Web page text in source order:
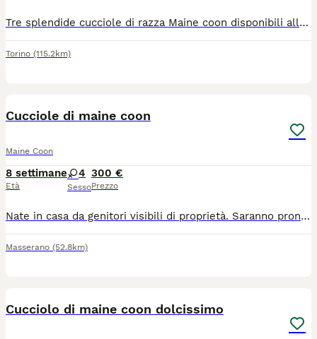
Tre splendide cucciole di razza Maine coon disponibili alla vendita dopo il 30 di agosto con vaccino, sverminazione e libretto sanitario.
Torino (115.2km)
Cucciole di maine coon
Maine Coon
8 settimane
Età
4
Sesso
300 €
Prezzo
Nate in casa da genitori visibili di proprietà. Saranno pronte per le nuove famiglie a partire da fine agosto. Le piccole sono sane, vivaci ed educate alla lettiera. Info. 329 4643260
Masserano (52.8km)
Cucciolo di maine coon dolcissimo